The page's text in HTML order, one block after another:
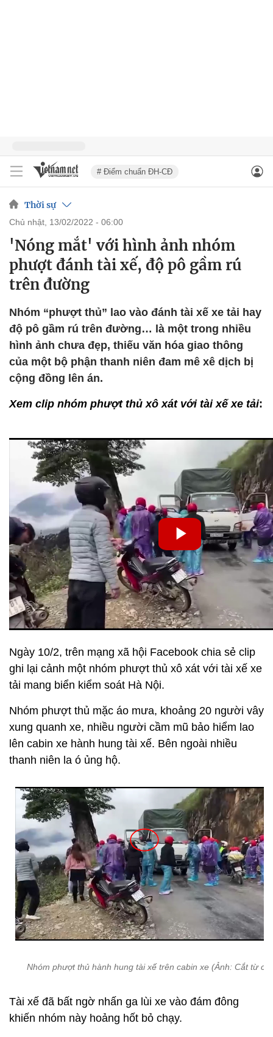
# Điểm chuẩn ĐH-CĐ
Thời sự
chủ nhật, 13/02/2022 - 06:00
'Nóng mắt' với hình ảnh nhóm
phượt đánh tài xế, độ pô gầm rú
trên đường
Nhóm “phượt thủ” lao vào đánh tài xế xe tải hay
độ pô gầm rú trên đường… là một trong nhiều
hình ảnh chưa đẹp, thiếu văn hóa giao thông
của một bộ phận thanh niên đam mê xê dịch bị
cộng đồng lên án.
Xem clip nhóm phượt thủ xô xát với tài xế xe tải:
Ngày 10/2, trên mạng xã hội Facebook chia sẻ clip
ghi lại cảnh một nhóm phượt thủ xô xát với tài xế xe
tải mang biển kiểm soát Hà Nội.
Nhóm phượt thủ mặc áo mưa, khoảng 20 người vây
xung quanh xe, nhiều người cầm mũ bảo hiểm lao
lên cabin xe hành hung tài xế. Bên ngoài nhiều
thanh niên la ó ủng hộ.
Nhóm phượt thủ hành hung tài xế trên cabin xe (Ảnh: Cắt từ
Tài xế đã bất ngờ nhấn ga lùi xe vào đám đông
khiến nhóm này hoảng hốt bỏ chạy.